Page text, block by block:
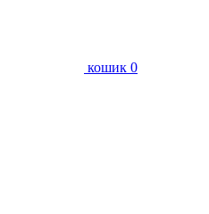
кошик 0